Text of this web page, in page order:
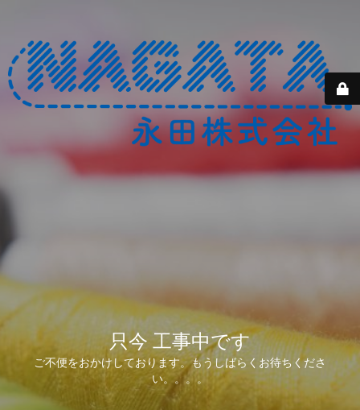
只今 工事中です
ご不便をおかけしております。もうしばらくお待ちくださ
い。。。。